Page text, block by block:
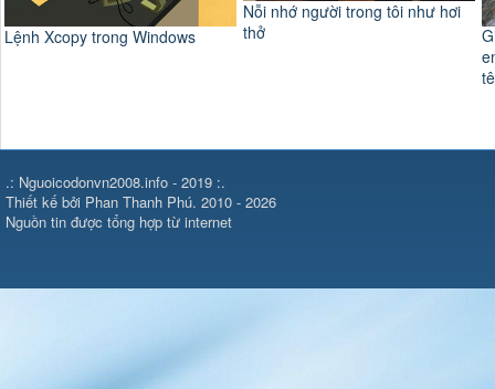
Nỗi nhớ người trong tôi như hơi
thở
Giữa mùa đông lãng mạn nhất,
.: Nguoicodonvn2008.info - 2019 :.
Thiết kế bởi Phan Thanh Phú. 2010 - 2026
Nguồn tin được tổng hợp từ internet